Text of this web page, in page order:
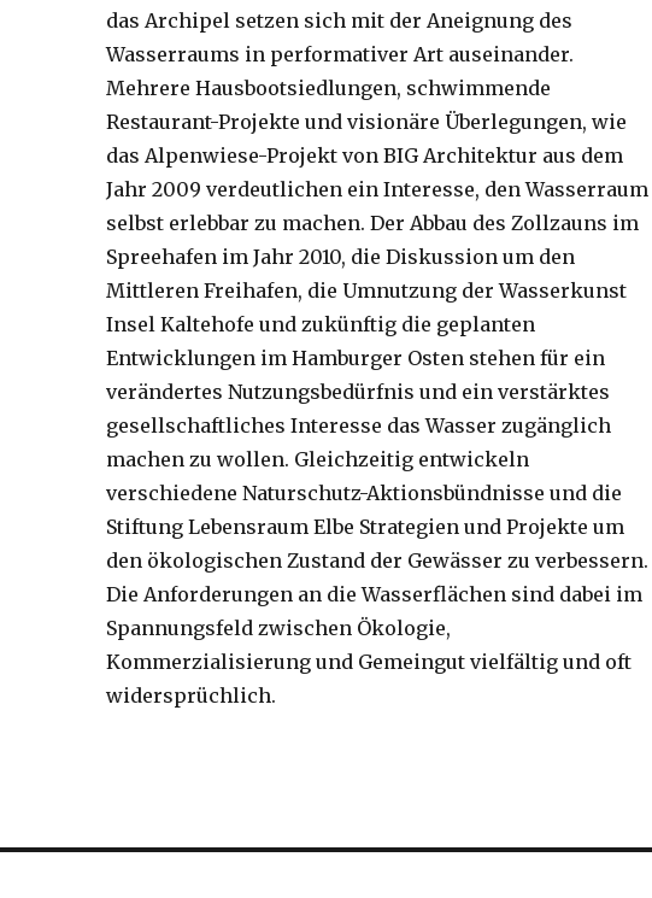
das Archipel setzen sich mit der Aneignung des
Wasserraums in performativer Art auseinander.
Mehrere Hausbootsiedlungen, schwimmende
Restaurant-Projekte und visionäre Überlegungen, wie
das Alpenwiese-Projekt von BIG Architektur aus dem
Jahr 2009 verdeutlichen ein Interesse, den Wasserraum
selbst erlebbar zu machen. Der Abbau des Zollzauns im
Spreehafen im Jahr 2010, die Diskussion um den
Mittleren Freihafen, die Umnutzung der Wasserkunst
Insel Kaltehofe und zukünftig die geplanten
Entwicklungen im Hamburger Osten stehen für ein
verändertes Nutzungsbedürfnis und ein verstärktes
gesellschaftliches Interesse das Wasser zugänglich
machen zu wollen. Gleichzeitig entwickeln
verschiedene Naturschutz-Aktionsbündnisse und die
Stiftung Lebensraum Elbe Strategien und Projekte um
den ökologischen Zustand der Gewässer zu verbessern.
Die Anforderungen an die Wasserflächen sind dabei im
Spannungsfeld zwischen Ökologie,
Kommerzialisierung und Gemeingut vielfältig und oft
widersprüchlich.